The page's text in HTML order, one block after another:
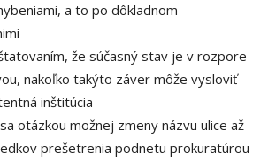
a to po dôkladnom
že súčasný stav je v rozpore
nakoľko takýto záver môže vysloviť
inštitúcia
otázkou možnej zmeny názvu ulice až
prešetrenia podnetu prokuratúrou